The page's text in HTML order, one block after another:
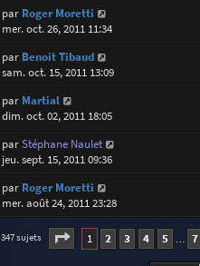
par Roger Moretti
mer. oct. 26, 2011 11:34
par Benoit Tibaud
sam. oct. 15, 2011 13:09
par Martial
dim. oct. 02, 2011 18:05
parStéphane Naulet
jeu. sept. 15, 2011 09:36
par Roger Moretti
mer. août 24, 2011 23:28
347 sujets Page 1sur7
1 2 3 4 5 … 7